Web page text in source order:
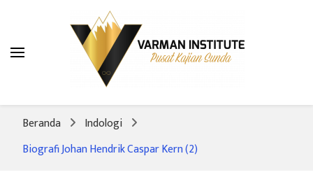
Varman Institute
Pusat Kajian Sunda
Beranda
Indologi
Biografi Johan Hendrik Caspar Kern (2)